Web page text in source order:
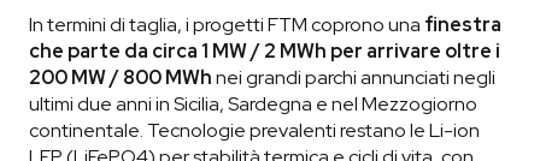
In termini di taglia, i progetti FTM coprono una finestra
che parte da circa 1 MW / 2 MWh per arrivare oltre i
200 MW / 800 MWhnei grandi parchi annunciati negli
ultimi due anni in Sicilia, Sardegna e nel Mezzogiorno
continentale. Tecnologie prevalenti restano le Li-ion